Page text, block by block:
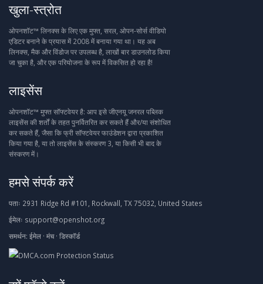
खुला-स्त्रोत
ओपनशॉट™ लिनक्स के लिए एक मुफ्त, सरल, ओपन-सोर्स वीडियो
एडिटर बनाने के प्रयास में 2008 में बनाया गया था। यह अब
लिनक्स, मैक और विंडोज पर उपलब्ध है, लाखों बार डाउनलोड किया
जा चुका है, और एक परियोजना के रूप में विकसित हो रहा है!
लाइसेंस
ओपनशॉट™ मुफ्त सॉफ्टवेयर है: आप इसे जीएनयू जनरल पब्लिक
लाइसेंस की शर्तों के तहत पुनर्वितरित कर सकते हैं और/या संशोधित
कर सकते हैं, जैसा कि फ्री सॉफ्टवेयर फाउंडेशन द्वारा प्रकाशित
किया गया है, या तो लाइसेंस के संस्करण 3, या किसी भी बाद के
संस्करण में।
हमसे संपर्क करें
पताः 2931 Ridge Rd #101, Rockwall, TX 75032, United States
ईमेलः support@openshot.org
समर्थन: ईमेल · मंच· डिस्कॉर्ड